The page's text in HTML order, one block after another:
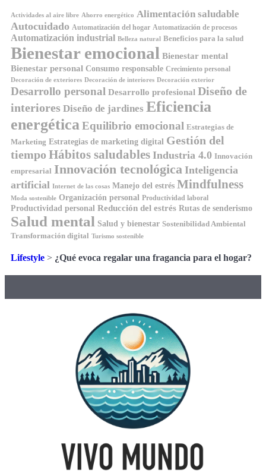
Actividades al aire libre Ahorro energético Alimentación saludable
Autocuidado Automatización del hogar Automatización de procesos
Automatización industrial Belleza natural Beneficios para la salud
Bienestar emocional Bienestar mental
Bienestar personal Consumo responsable Crecimiento personal
Decoración de exteriores Decoración de interiores Decoración exterior
Desarrollo personal Desarrollo profesional Diseño de
interiores Diseño de jardines Eficiencia
energéticaEquilibrio emocional Estrategias de
Marketing Estrategias de marketing digital Gestión del
tiempo Hábitos saludables Industria 4.0 Innovación
empresarial Innovación tecnológica Inteligencia
artificial Internet de las cosas Manejo del estrés Mindfulness
Moda sostenible Organización personal Productividad laboral
Productividad personal Reducción del estrés Rutas de senderismo
Salud mental Salud y bienestar Sostenibilidad Ambiental
Transformación digital Turismo sostenible
Lifestyle > ¿Qué evoca regalar una fragancia para el hogar?